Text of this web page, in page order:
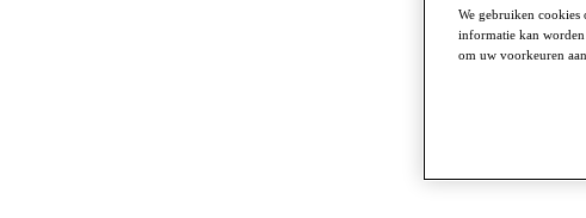
We gebruiken cookies
informatie kan
om uw voorkeuren